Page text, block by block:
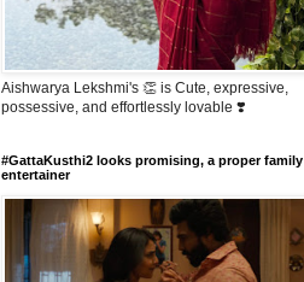
Aishwarya Lekshmi's 👏 is Cute, expressive,
possessive, and effortlessly lovable ❣️
#GattaKusthi2 looks promising, a proper family
entertainer